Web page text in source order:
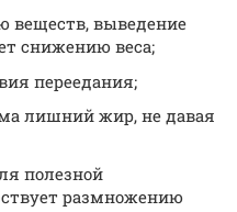
веществ, выведение
снижению веса;
переедания;
лишний жир, не давая
полезной
размножению